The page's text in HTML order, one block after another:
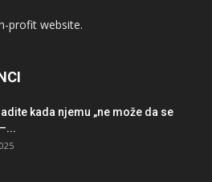
profit website.
kada njemu „ne može da se